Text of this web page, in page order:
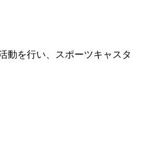
動を行い、スポーツキャスタ